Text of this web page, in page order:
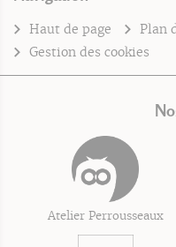
Haut de page Plan
Gestion des cookies
Atelier Perrousseaux